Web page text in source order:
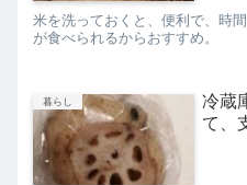
米を洗っておくと、便利で、時
が食べられるからおすすめ。
暮らし
冷蔵
て、